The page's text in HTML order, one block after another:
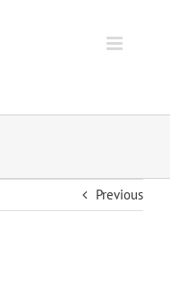
Previous